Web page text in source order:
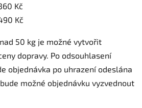
Kč
Kč
50 kg je možné vytvořit
dopravy. Po odsouhlasení
objednávka po uhrazení odeslána
možné objednávku vyzvednout